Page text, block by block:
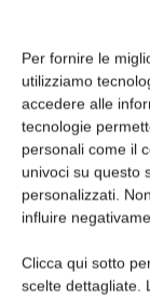
Per fornire le
utilizziamo
accedere alle
tecnologie
personali come il
univoci su questo
personalizzati.
influire
Clicca qui sotto
scelte dettagliate.
E-mail*
Telefono
Oggetto